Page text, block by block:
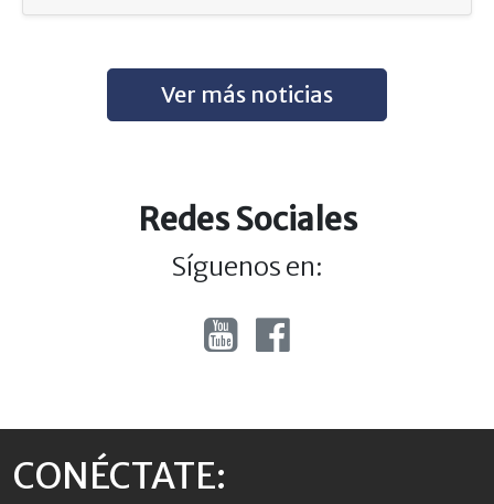
Ver más noticias
Redes Sociales
Síguenos en:
CONÉCTATE: